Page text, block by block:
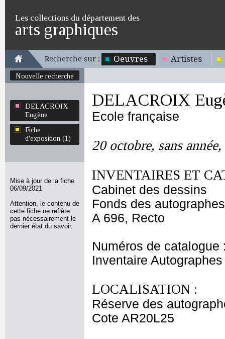
Les collections du département des
arts graphiques
Recherche sur : Oeuvres Artistes
Nouvelle recherche
DELACROIX
Eugène
Fiche
d'exposition (1)
Mise à jour de la fiche
06/09/2021
Attention, le contenu de
cette fiche ne reflète
pas nécessairement le
dernier état du savoir.
DELACROIX
Ecole française
20 octobre, sans
INVENTAIRES ET
Cabinet des dessins
Fonds des autographes
A 696, Recto
Numéros de catalogue
Inventaire
LOCALISATION :
Réserve des
Cote AR20L25